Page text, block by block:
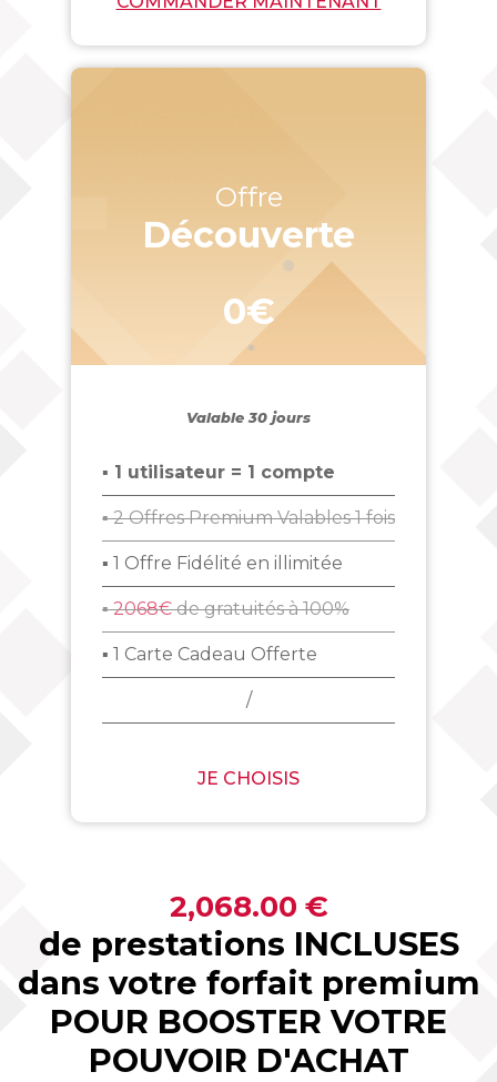
Offre
Découverte
0€
Valable 30 jours
▪ 1 utilisateur = 1 compte
▪ 2 Offres Premium Valables 1 fois
▪ 1 Offre Fidélité en illimitée
▪2068€de gratuités à 100%
▪ 1 Carte Cadeau Offerte
/
JE CHOISIS
2,068.00 €
de prestations INCLUSES
dans votre forfait premium
POUR BOOSTER VOTRE
POUVOIR D'ACHAT